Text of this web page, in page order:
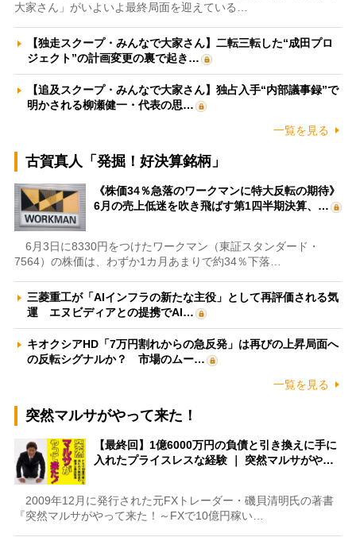
大家さん」がいよいよ最終局面を迎えている…
【独走スクープ・みんなで大家さん】二転三転した“成田プロ
ジェクト”の計画変更の裏で起き…
【追及スクープ・みんなで大家さん】独占入手“内部議事録”で
明かされる柳瀬健一・代表の思…
一覧を見る
古賀真人「発掘！好決算銘柄」
《株価34％急落のワークマンに特大反転の期待》
6月の売上低迷を吹き飛ばす第1四半期決算、…
6月3日に8330円をつけたワークマン（東証スタンダード・
7564）の株価は、わずか1カ月あまりで約34％下落…
三菱重工が「AIインフラの新たな主役」として再評価される気
運 エヌビディアとの提携でAI…
キオクシアHD「7万円割れからの急反発」は再びの上昇局面へ
の反転シグナルか？ 市場のムー…
一覧を見る
突然マルサがやって来た！
【最終回】1億6000万円の負債と引き換えに手に
入れたプライスレスな経験 ｜ 突然マルサがや…
2009年12月に発行された元FXトレーダー・磯貝清明氏の著書
『突然マルサがやって来た！～FXで10億円稼い…